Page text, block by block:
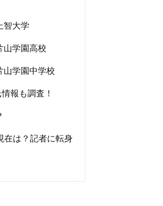
智大学
山学園高校
山学園中学校
報も調査！
在は？記者に転身